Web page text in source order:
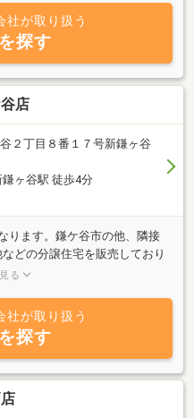
社が取り扱う
探す
店
２丁目８番１７号新鎌ヶ谷
ヶ谷駅 徒歩4分
ります。鎌ケ谷市の他、隣接
どの分譲住宅を販売しており
る断熱等級6・耐震等級最高ラ
る
社が取り扱う
探す